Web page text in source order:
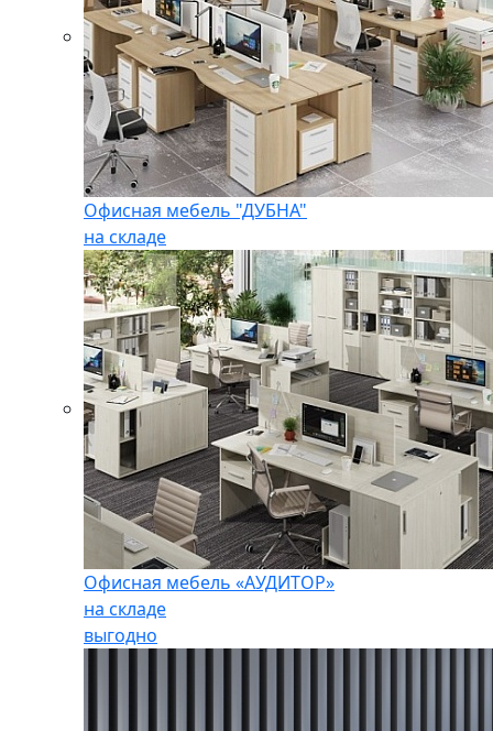
Офисная мебель "ДУБНА"
на складе
Офисная мебель «АУДИТОР»
на складе
выгодно